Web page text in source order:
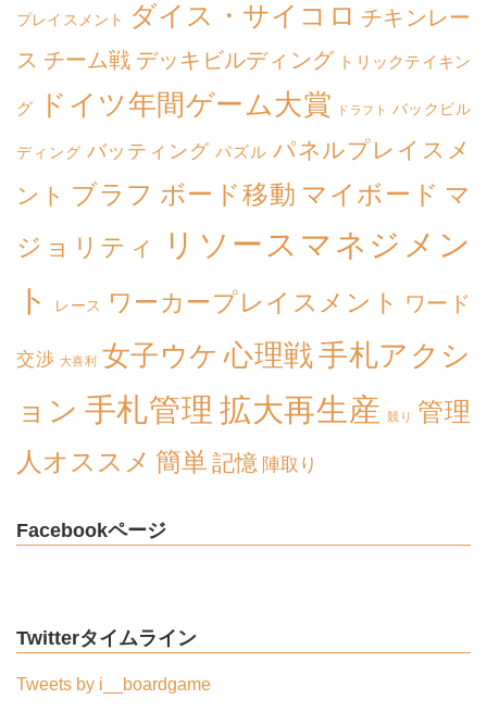
プレイスメント ダイス・サイコロ チキンレー
ス チーム戦 デッキビルディング トリックテイキン
グ ドイツ年間ゲーム大賞 ドラフト バックビル
ディング バッティング パズル パネルプレイスメ
ント ブラフ ボード移動 マイボード マ
ジョリティ
リソースマネジメン
ト
レース ワーカープレイスメント ワード
交渉 大喜利 女子ウケ 心理戦手札アクシ
ョン 手札管理 拡大再生産 競り
管理
人オススメ 簡単 記憶 陣取り
Facebookページ
Twitterタイムライン
Tweets by i__boardgame